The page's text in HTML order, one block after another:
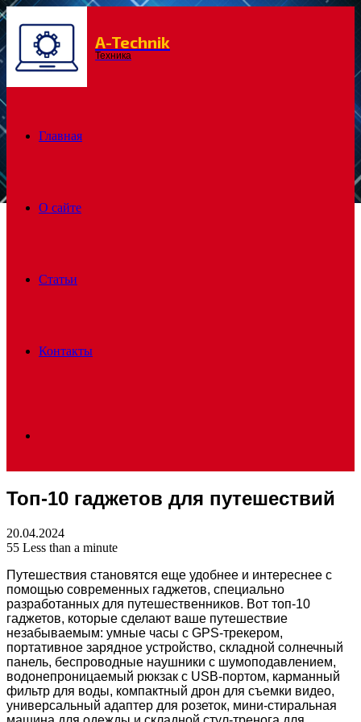
Menu A-Technik
Техника
Главная
О сайте
Статьи
Контакты
for
Топ-10 гаджетов для путешествий
20.04.2024
55 Less than a minute
Путешествия становятся еще удобнее и интереснее с
помощью современных гаджетов, специально
разработанных для путешественников. Вот топ-10
гаджетов, которые сделают ваше путешествие
незабываемым: умные часы с GPS-трекером,
портативное зарядное устройство, складной солнечный
панель, беспроводные наушники с шумоподавлением,
водонепроницаемый рюкзак с USB-портом, карманный
фильтр для воды, компактный дрон для съемки видео,
универсальный адаптер для розеток, мини-стиральная